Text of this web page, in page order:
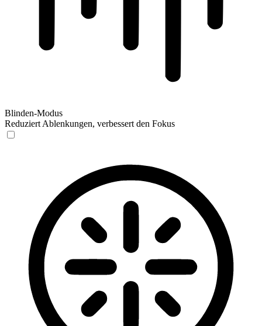
Blinden-Modus
Reduziert Ablenkungen, verbessert den Fokus